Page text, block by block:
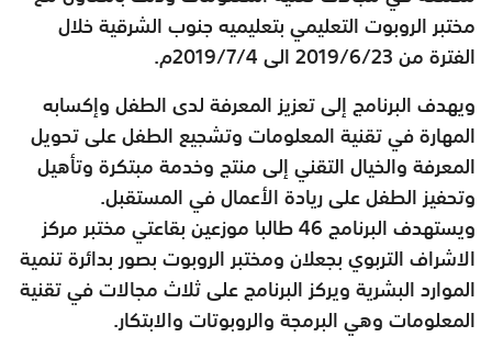
مختبر الروبوت التعليمي بتعليميه جنوب الشرقية خلال
الفترة من 23/‏6/‏2019 الى 4/‏7/‏2019م.
ويهدف البرنامج إلى تعزيز المعرفة لدى الطفل وإكسابه
المهارة في تقنية المعلومات وتشجيع الطفل على تحويل
المعرفة والخيال التقني إلى منتج وخدمة مبتكرة وتأهيل
وتحفيز الطفل على ريادة الأعمال في المستقبل.
ويستهدف البرنامج 46 طالبا موزعين بقاعتي مختبر مركز
الاشراف التربوي بجعلان ومختبر الروبوت بصور بدائرة تنمية
الموارد البشرية ويركز البرنامج على ثلاث مجالات في تقنية
المعلومات وهي البرمجة والروبوتات والابتكار.